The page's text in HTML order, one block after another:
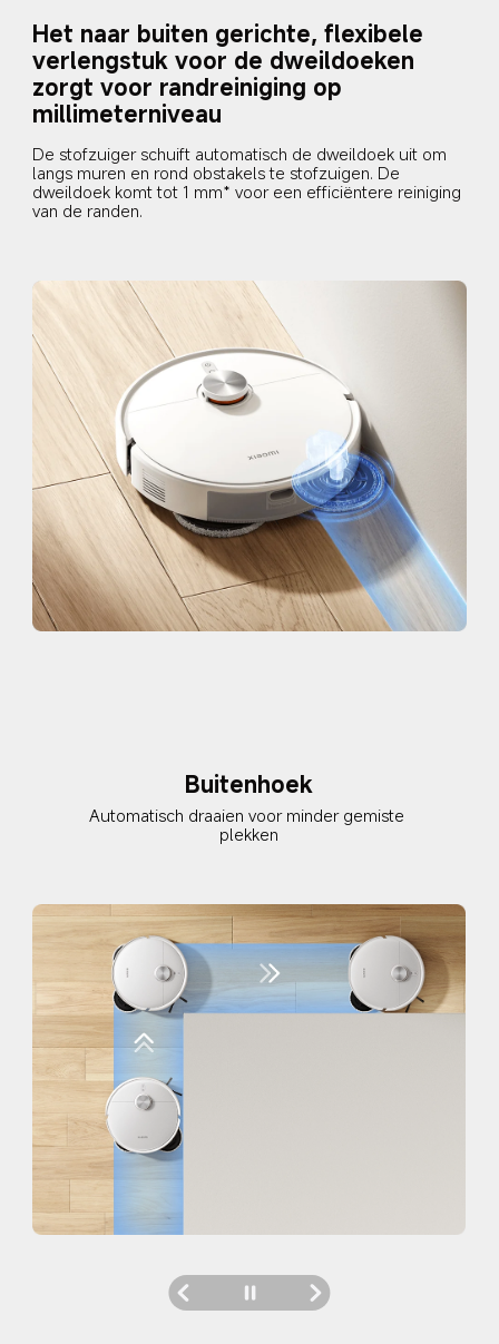
Het naar buiten gerichte, flexibele
verlengstuk voor de dweildoeken
zorgt voor randreiniging op
millimeterniveau
De stofzuiger schuift automatisch de dweildoek uit om
langs muren en rond obstakels te stofzuigen. De
dweildoek komt tot 1 mm* voor een efficiëntere reiniging
van de randen.
Antiaanrijdbak voor
dweildoeken
Beschermt de randen van meubels